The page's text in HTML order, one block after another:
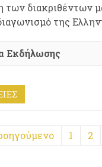
των διακριθέντων
της
Εκδήλωσης
1 2